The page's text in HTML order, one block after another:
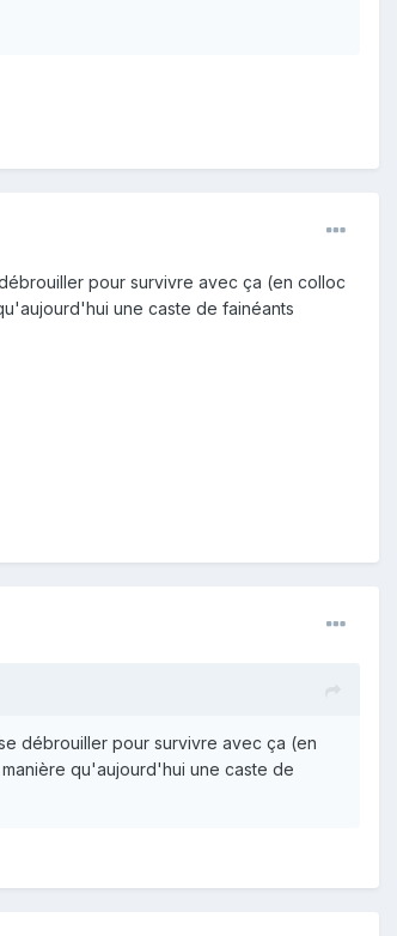
pour survivre avec ça (en colloc
une caste de fainéants
débrouiller pour survivre avec ça (en
qu'aujourd'hui une caste de